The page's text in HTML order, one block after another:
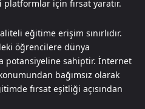
için fırsat yaratır.
eğitime erişim sınırlıdır.
öğrencilere dünya
potansiyeline sahiptir. İnternet
bağımsız olarak
fırsat eşitliği açısından